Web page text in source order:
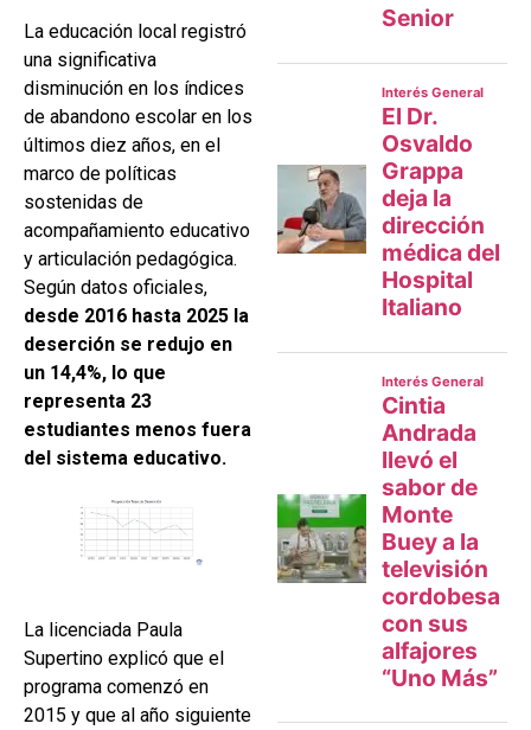
La educación local registró
una significativa
disminución en los índices
de abandono escolar en los
últimos diez años, en el
marco de políticas
sostenidas de
acompañamiento educativo
y articulación pedagógica.
Según datos oficiales,
desde 2016 hasta 2025 la
deserción se redujo en
un 14,4%, lo que
representa 23
estudiantes menos fuera
del sistema educativo.
La licenciada Paula
Supertino explicó que el
programa comenzó en
2015 y que al año siguiente